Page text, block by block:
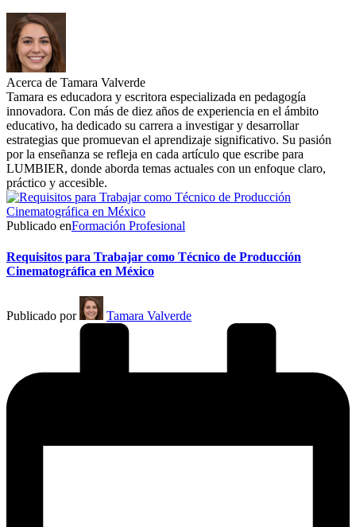
Acerca de Tamara Valverde
Tamara es educadora y escritora especializada en pedagogía
innovadora. Con más de diez años de experiencia en el ámbito
educativo, ha dedicado su carrera a investigar y desarrollar
estrategias que promuevan el aprendizaje significativo. Su pasión
por la enseñanza se refleja en cada artículo que escribe para
LUMBIER, donde aborda temas actuales con un enfoque claro,
práctico y accesible.
Publicado enFormación Profesional
Requisitos para Trabajar como Técnico de Producción
Cinematográfica en México
Publicado por Tamara Valverde